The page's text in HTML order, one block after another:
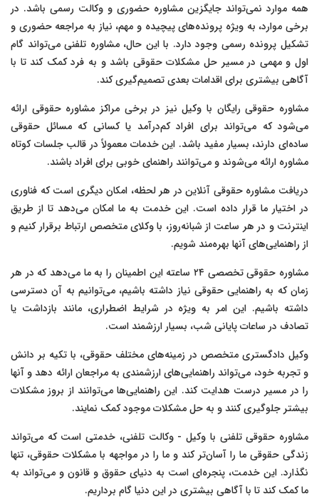
همه موارد نمی‌تواند جایگزین مشاوره حضوری و وکالت رسمی باشد. در
برخی موارد، به ویژه پرونده‌های پیچیده و مهم، نیاز به مراجعه حضوری و
تشکیل پرونده رسمی وجود دارد. با این حال، مشاوره تلفنی می‌تواند گام
اول و مهمی در مسیر حل مشکلات حقوقی باشد و به فرد کمک کند تا با
آگاهی بیشتری برای اقدامات بعدی تصمیم‌گیری کند.
مشاوره حقوقی رایگان با وکیل نیز در برخی مراکز مشاوره حقوقی ارائه
می‌شود که می‌تواند برای افراد کم‌درآمد یا کسانی که مسائل حقوقی
ساده‌ای دارند، بسیار مفید باشد. این خدمات معمولاً در قالب جلسات کوتاه
مشاوره ارائه می‌شوند و می‌توانند راهنمای خوبی برای افراد باشند.
دریافت مشاوره حقوقی آنلاین در هر لحظه، امکان دیگری است که فناوری
در اختیار ما قرار داده است. این خدمت به ما امکان می‌دهد تا از طریق
اینترنت و در هر ساعت از شبانه‌روز، با وکلای متخصص ارتباط برقرار کنیم و
از راهنمایی‌های آنها بهره‌مند شویم.
مشاوره حقوقی تخصصی ۲۴ ساعته این اطمینان را به ما می‌دهد که در هر
زمان که به راهنمایی حقوقی نیاز داشته باشیم، می‌توانیم به آن دسترسی
داشته باشیم. این امر به ویژه در شرایط اضطراری، مانند بازداشت یا
تصادف در ساعات پایانی شب، بسیار ارزشمند است.
وکیل دادگستری متخصص در زمینه‌های مختلف حقوقی، با تکیه بر دانش
و تجربه خود، می‌تواند راهنمایی‌های ارزشمندی به مراجعان ارائه دهد و آنها
را در مسیر درست هدایت کند. این راهنمایی‌ها می‌توانند از بروز مشکلات
بیشتر جلوگیری کنند و به حل مشکلات موجود کمک نمایند.
مشاوره حقوقی تلفنی با وکیل - وکالت تلفنی، خدمتی است که می‌تواند
زندگی حقوقی ما را آسان‌تر کند و ما را در مواجهه با مشکلات حقوقی، تنها
نگذارد. این خدمت، پنجره‌ای است به دنیای حقوق و قانون و می‌تواند به
ما کمک کند تا با آگاهی بیشتری در این دنیا گام برداریم.